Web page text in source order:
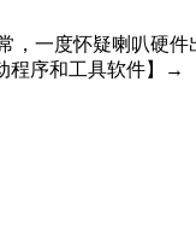
一度怀疑喇叭硬
序和工具软件】